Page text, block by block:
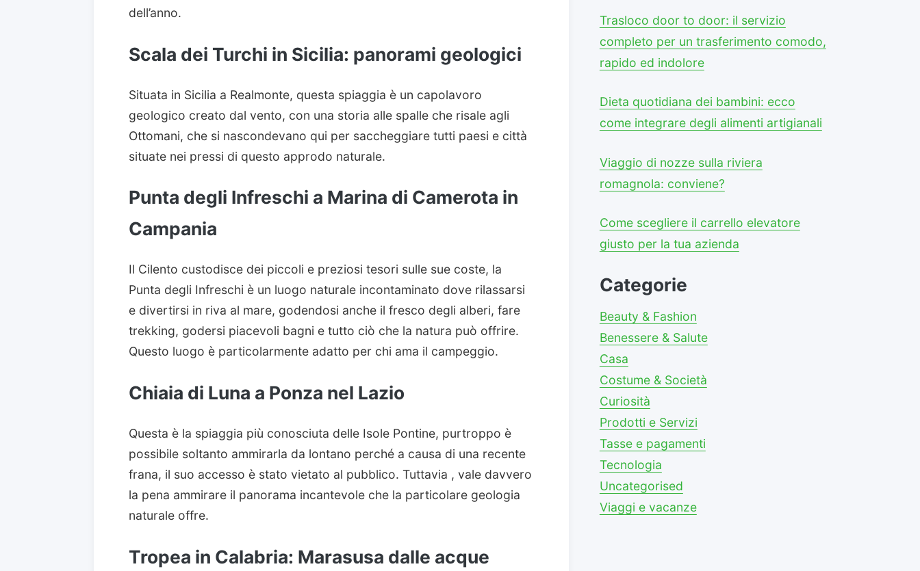
dell’anno.
Scala dei Turchi in Sicilia: panorami geologici
Situata in Sicilia a Realmonte, questa spiaggia è un capolavoro
geologico creato dal vento, con una storia alle spalle che risale agli
Ottomani, che si nascondevano qui per saccheggiare tutti paesi e città
situate nei pressi di questo approdo naturale.
Punta degli Infreschi a Marina di Camerota in
Campania
Il Cilento custodisce dei piccoli e preziosi tesori sulle sue coste, la
Punta degli Infreschi è un luogo naturale incontaminato dove rilassarsi
e divertirsi in riva al mare, godendosi anche il fresco degli alberi, fare
trekking, godersi piacevoli bagni e tutto ciò che la natura può offrire.
Questo luogo è particolarmente adatto per chi ama il campeggio.
Chiaia di Luna a Ponza nel Lazio
Questa è la spiaggia più conosciuta delle Isole Pontine, purtroppo è
possibile soltanto ammirarla da lontano perché a causa di una recente
frana, il suo accesso è stato vietato al pubblico. Tuttavia , vale davvero
la pena ammirare il panorama incantevole che la particolare geologia
naturale offre.
Tropea in Calabria: Marasusa dalle acque
Trasloco door to door: il servizio
completo per un trasferimento comodo,
rapido ed indolore
Dieta quotidiana dei bambini: ecco
come integrare degli alimenti artigianali
Viaggio di nozze sulla riviera
romagnola: conviene?
Come scegliere il carrello elevatore
giusto per la tua azienda
Categorie
Beauty & Fashion
Benessere & Salute
Casa
Costume & Società
Curiosità
Prodotti e Servizi
Tasse e pagamenti
Tecnologia
Uncategorised
Viaggi e vacanze